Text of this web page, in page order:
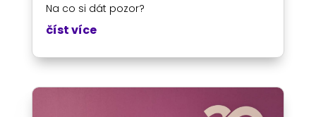
Na co si dát pozor?
číst více